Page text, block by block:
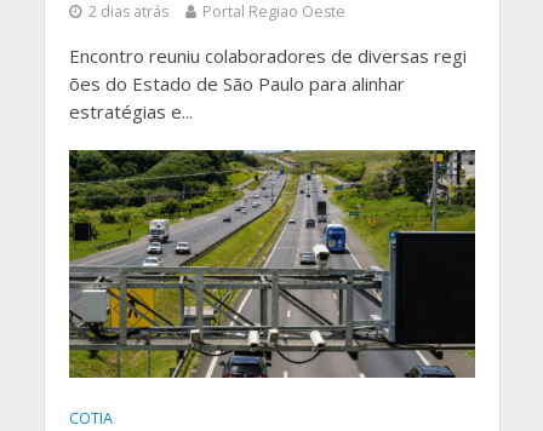
2 dias atrás Portal Regiao Oeste
Encontro reuniu colaboradores de diversas regi
ões do Estado de São Paulo para alinhar
estratégias e...
COTIA